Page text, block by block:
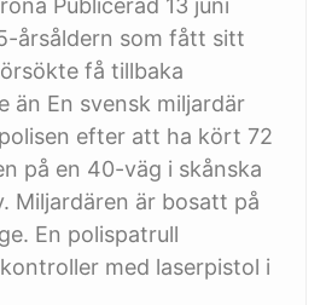
Publicerad 13 juni
årsåldern som fått sitt
få tillbaka
än En svensk miljardär
efter att ha kört 72
på en 40-väg i skånska
Miljardären är bosatt på
En polispatrull
med laserpistol i